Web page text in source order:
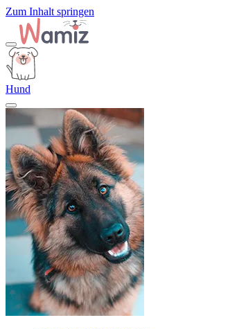
Zum Inhalt springen
Hund